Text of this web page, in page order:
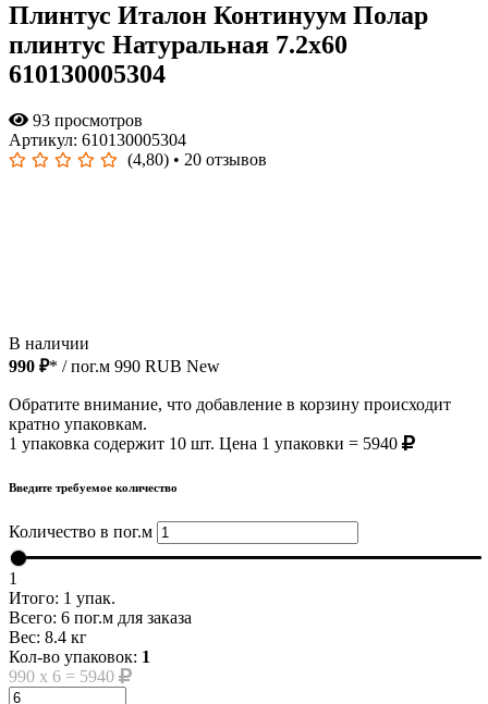
Плинтус Италон Континуум Полар
плинтус Натуральная 7.2x60
610130005304
93 просмотров
Артикул: 610130005304
(4,80) • 20 отзывов
В наличии
990 ₽* / пог.м 990 RUB New
Обратите внимание, что добавление в корзину происходит
кратно упаковкам.
1 упаковка содержит 10 шт. Цена 1 упаковки = 5940
Введите требуемое количество
Количество в пог.м
1
Итого: 1 упак.
Всего: 6 пог.м для заказа
Вес: 8.4 кг
Кол-во упаковок: 1
990 x 6 = 5940